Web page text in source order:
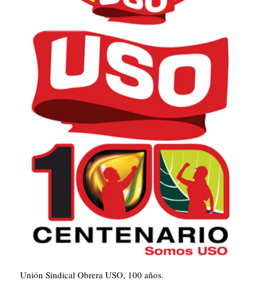
Unión Sindical Obrera USO, 100 años.